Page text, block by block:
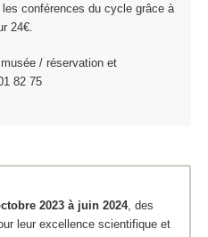
conférences du cycle grâce à
24€.
/ réservation et
82 75
2023 à juin 2024, des
leur excellence scientifique et